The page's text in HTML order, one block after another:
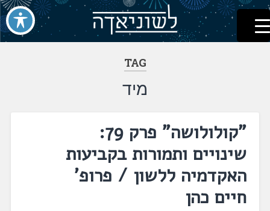
דלג
לתוכן
לשוניאדה
עברית. לשון. שפה
TAG
מיד
"קולולושה" פרק 79:
שינויים ותמורות בקביעות
האקדמיה ללשון / פרופ'
חיים כהן